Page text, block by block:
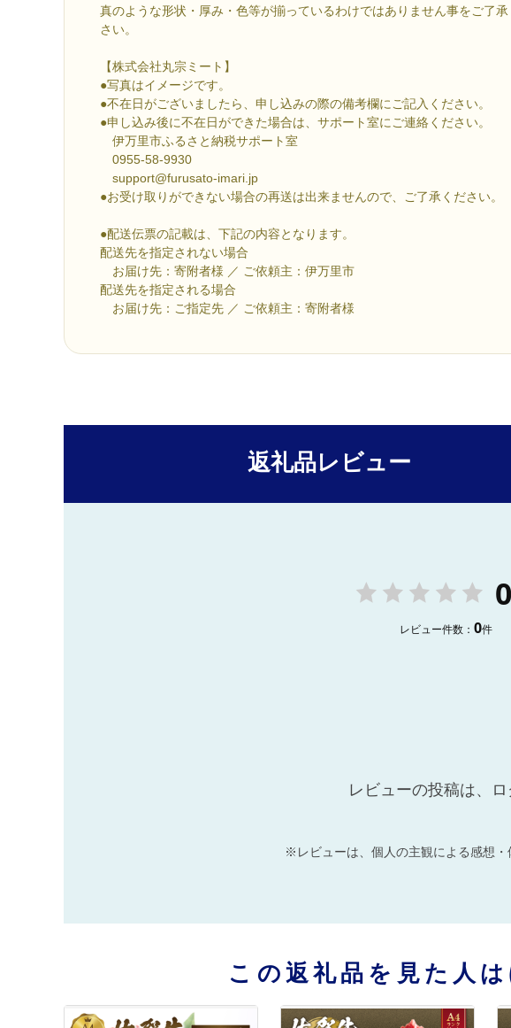
真のような形状・厚み・色等が揃っているわけではありません事をご了承
さい。
【株式会社丸宗ミート】
●写真はイメージです。
●不在日がございましたら、申し込みの際の備考欄にご記入ください。
●申し込み後に不在日ができた場合は、サポート室にご連絡ください。
伊万里市ふるさと納税サポート室
0955-58-9930
support@furusato-imari.jp
●お受け取りができない場合の再送は出来ませんので、ご了承ください。
●配送伝票の記載は、下記の内容となります。
配送先を指定されない場合
お届け先：寄附者様 ／ ご依頼主：伊万里市
配送先を指定される場合
お届け先：ご指定先 ／ ご依頼主：寄附者様
返礼品レビュー
レビュー件数： 0件
レビューの投稿は、
※レビューは、個人の主観による感想・
この返礼品を見た人